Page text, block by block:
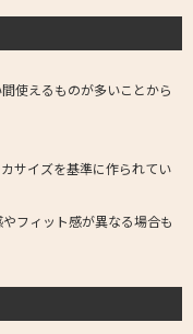
使えるものが多いことから
サイズを基準に作られてい
フィット感が異なる場合も